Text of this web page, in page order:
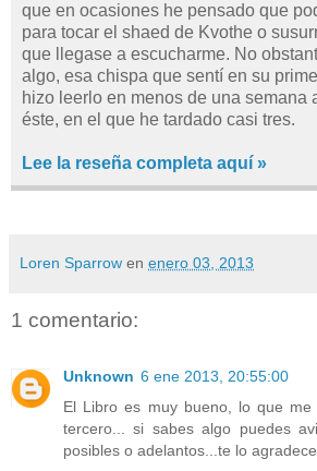
que en ocasiones he pensado que
para tocar el shaed de Kvothe o
que llegase a escucharme. No
algo, esa chispa que sentí en su
hizo leerlo en menos de una semana
éste, en el que he tardado casi tres.
Lee la reseña completa aquí »
Loren Sparrow en enero 03, 2013
1 comentario:
Unknown 6 ene 2013, 20:55:00
El Libro es muy bueno, lo que
tercero... si sabes algo puedes
posibles o adelantos...te lo